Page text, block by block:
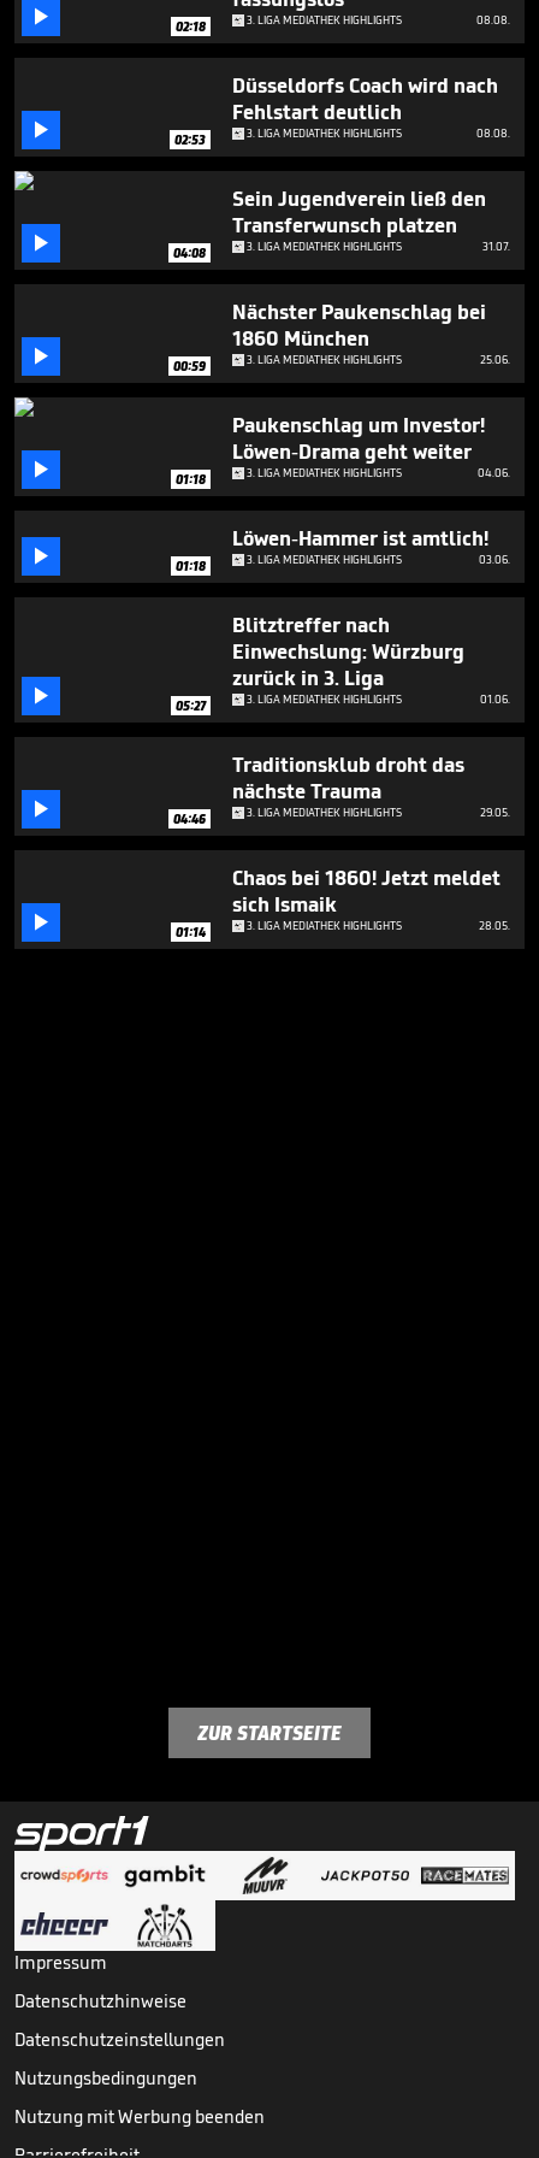
minutes,
seconds
 02:18 3. LIGA MEDIATHEK HIGHLIGHTS 08.08.
 02:53
Düsseldorfs Coach wird nach
Fehlstart deutlich
3. LIGA MEDIATHEK HIGHLIGHTS 08.08.
 04:08
Sein Jugendverein ließ den
Transferwunsch platzen
3. LIGA MEDIATHEK HIGHLIGHTS 31.07.
 00:59
Nächster Paukenschlag bei
1860 München
3. LIGA MEDIATHEK HIGHLIGHTS 25.06.
 01:18
Paukenschlag um Investor!
Löwen-Drama geht weiter
3. LIGA MEDIATHEK HIGHLIGHTS 04.06.
 01:18
Löwen-Hammer ist amtlich!
3. LIGA MEDIATHEK HIGHLIGHTS 03.06.
 05:27
Blitztreffer nach
Einwechslung: Würzburg
zurück in 3. Liga
3. LIGA MEDIATHEK HIGHLIGHTS 01.06.
 04:46
Traditionsklub droht das
nächste Trauma
3. LIGA MEDIATHEK HIGHLIGHTS 29.05.
 01:14
Chaos bei 1860! Jetzt meldet
sich Ismaik
3. LIGA MEDIATHEK HIGHLIGHTS 28.05.
ZUR STARTSEITE
Impressum
Datenschutzhinweise
Datenschutzeinstellungen
Nutzungsbedingungen
Nutzung mit Werbung beenden